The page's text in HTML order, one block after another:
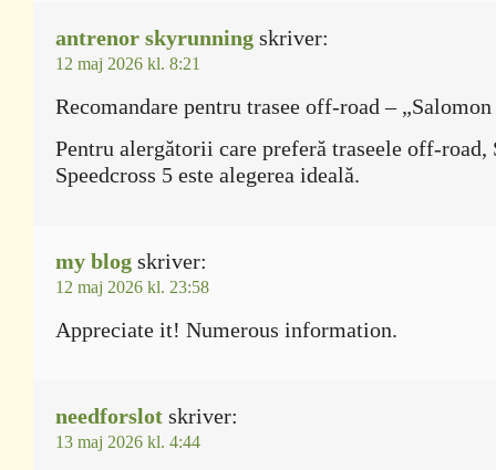
antrenor skyrunning skriver:
12 maj 2026 kl. 8:21
Recomandare pentru trasee off-road – „Salomon
Pentru alergătorii care preferă traseele off-road,
Speedcross 5 este alegerea ideală.
my blog skriver:
12 maj 2026 kl. 23:58
Appreciate it! Numerous information.
needforslot skriver:
13 maj 2026 kl. 4:44